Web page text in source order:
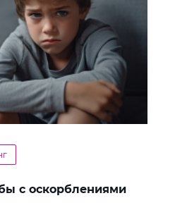
с оскорблениями